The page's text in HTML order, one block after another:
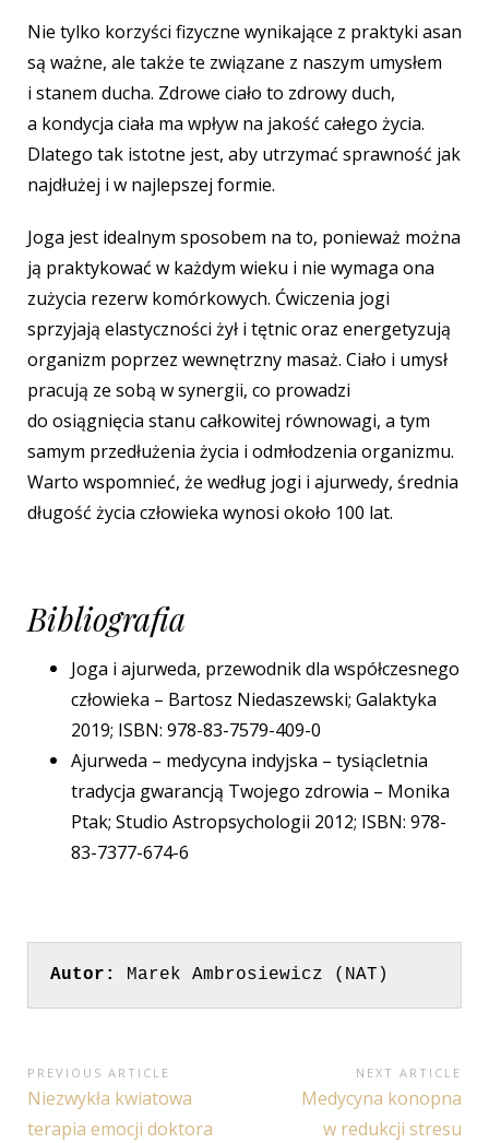
Nie tylko korzyści fizyczne wynikające z praktyki asan
są ważne, ale także te związane z naszym umysłem
i stanem ducha. Zdrowe ciało to zdrowy duch,
a kondycja ciała ma wpływ na jakość całego życia.
Dlatego tak istotne jest, aby utrzymać sprawność jak
najdłużej i w najlepszej formie.
Joga jest idealnym sposobem na to, ponieważ można
ją praktykować w każdym wieku i nie wymaga ona
zużycia rezerw komórkowych. Ćwiczenia jogi
sprzyjają elastyczności żył i tętnic oraz energetyzują
organizm poprzez wewnętrzny masaż. Ciało i umysł
pracują ze sobą w synergii, co prowadzi
do osiągnięcia stanu całkowitej równowagi, a tym
samym przedłużenia życia i odmłodzenia organizmu.
Warto wspomnieć, że według jogi i ajurwedy, średnia
długość życia człowieka wynosi około 100 lat.
Bibliografia
Joga i ajurweda, przewodnik dla współczesnego
człowieka – Bartosz Niedaszewski; Galaktyka
2019; ISBN: 978-83-7579-409-0
Ajurweda – medycyna indyjska – tysiącletnia
tradycja gwarancją Twojego zdrowia – Monika
Ptak; Studio Astropsychologii 2012; ISBN: 978-
83-7377-674-6
Autor: Marek Ambrosiewicz (NAT)
Nawigacja
wpisu
PREVIOUS ARTICLE
Previous
Article:
Niezwykła kwiatowa
terapia emocji doktora
NEXT ARTICLE
Next
Article:
Medycyna konopna
w redukcji stresu